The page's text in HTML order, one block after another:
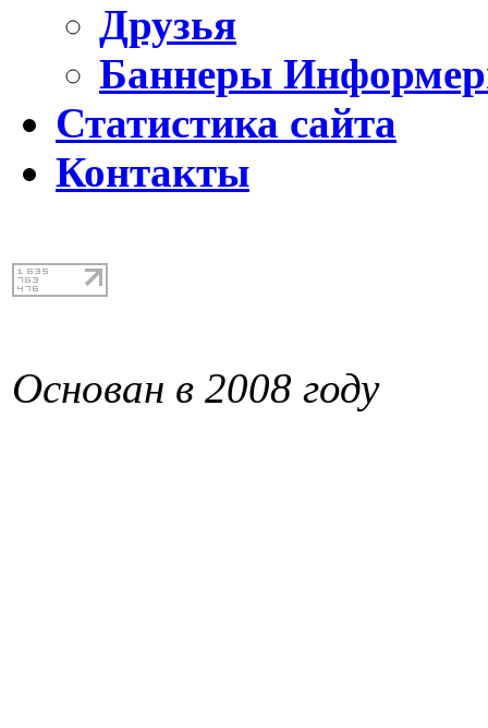
Друзья
Баннеры
Статистика сайта
Контакты
Основан в 2008 году